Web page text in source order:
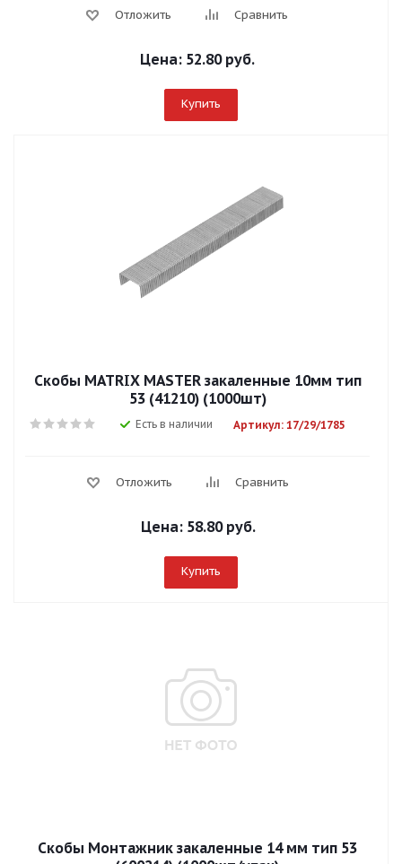
Отложить Сравнить
Цена: 52.80 руб.
Купить
Скобы MATRIX MASTER закаленные 10мм тип
53 (41210) (1000шт)
Есть в наличии Артикул: 17/29/1785
Отложить Сравнить
Цена: 58.80 руб.
Купить
Скобы Mонтажник закаленные 14 мм тип 53